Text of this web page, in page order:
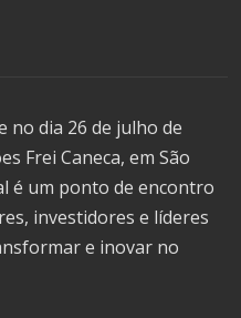
no dia 26 de julho de
Frei Caneca, em São
é um ponto de encontro
investidores e líderes
e inovar no